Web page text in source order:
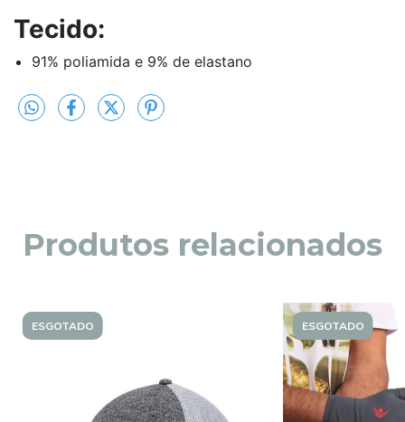
Tecido:
91% poliamida e 9% de elastano
Produtos relacionados
ESGOTADO ESGOTADO